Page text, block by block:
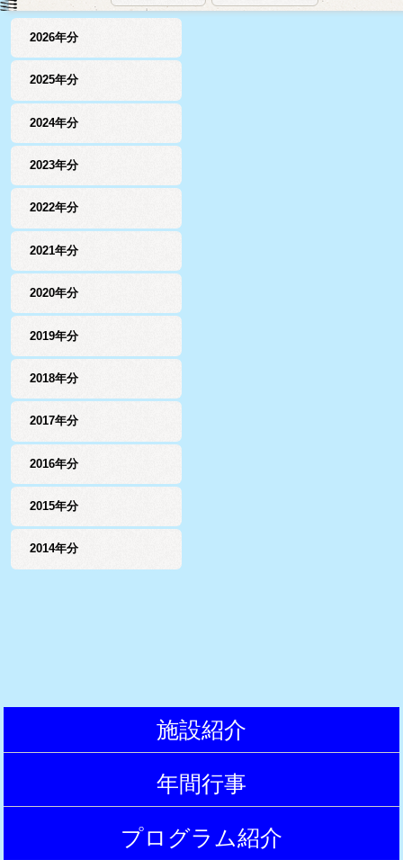
2026年分
2025年分
2024年分
2023年分
2022年分
2021年分
2020年分
2019年分
2018年分
2017年分
2016年分
2015年分
2014年分
施設紹介
年間行事
プログラム紹介